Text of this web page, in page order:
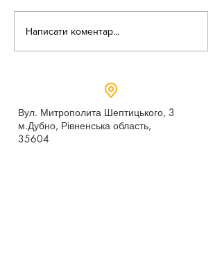
Написати коментар...
Вул. Митрополита Шептицького, 3
м.Дубно, Рівненська область,
35604